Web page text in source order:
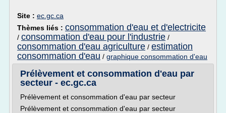
Site : ec.gc.ca
Thèmes liés : consommation d'eau et d'electricite
/ consommation d'eau pour l'industrie /
consommation d'eau agriculture / estimation
consommation d'eau / graphique consommation d'eau
Prélèvement et consommation d'eau par
secteur - ec.gc.ca
Prélèvement et consommation d'eau par secteur
Prélèvement et consommation d'eau par secteur